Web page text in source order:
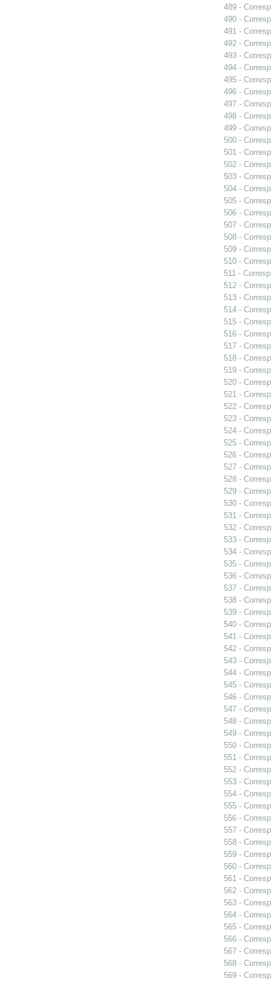
489 -
490 -
491 -
492 -
493 -
494 -
495 -
496 -
497 -
498 -
499 -
500 -
501 -
502 -
503 -
504 -
505 -
506 -
507 -
508 -
509 -
510 -
511 -
512 -
513 -
514 -
515 -
516 -
517 -
518 -
519 -
520 -
521 -
522 -
523 -
524 -
525 -
526 -
527 -
528 -
529 -
530 -
531 -
532 -
533 -
534 -
535 -
536 -
537 -
538 -
539 -
540 -
541 -
542 -
543 -
544 -
545 -
546 -
547 -
548 -
549 -
550 -
551 -
552 -
553 -
554 -
555 -
556 -
557 -
558 -
559 -
560 -
561 -
562 -
563 -
564 -
565 -
566 -
567 -
568 -
569 -